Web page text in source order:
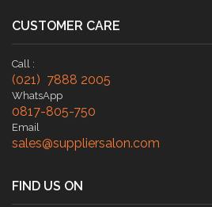
CUSTOMER CARE
Call :
(021) 7888 2005
WhatsApp
0817-805-750
Email
sales@suppliersalon.com
FIND US ON